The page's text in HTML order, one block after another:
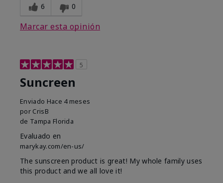
6 0
Marcar esta opinión
5
Suncreen
Enviado Hace 4 meses
por CrisB
de Tampa Florida
Evaluado en
marykay.com/en-us/
The sunscreen product is great! My whole family uses
this product and we all love it!